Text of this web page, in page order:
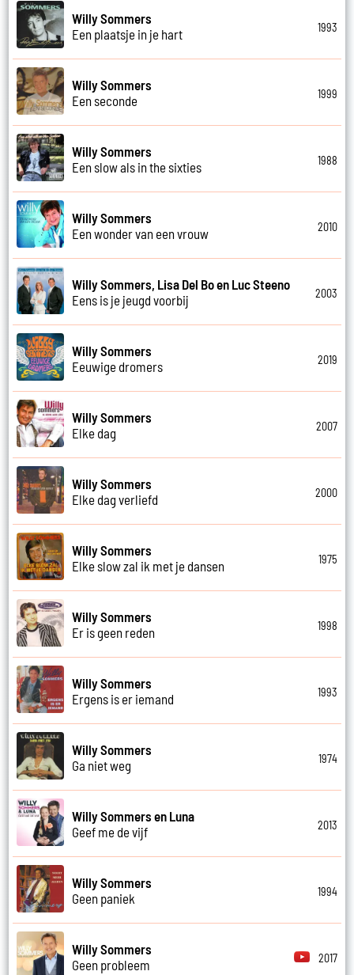
Willy Sommers
Een plaatsje in je hart
1993
Willy Sommers
Een seconde
1999
Willy Sommers
Een slow als in the sixties
1988
Willy Sommers
Een wonder van een vrouw
2010
Willy Sommers, Lisa Del Bo en Luc Steeno
Eens is je jeugd voorbij
2003
Willy Sommers
Eeuwige dromers
2019
Willy Sommers
Elke dag
2007
Willy Sommers
Elke dag verliefd
2000
Willy Sommers
Elke slow zal ik met je dansen
1975
Willy Sommers
Er is geen reden
1998
Willy Sommers
Ergens is er iemand
1993
Willy Sommers
Ga niet weg
1974
Willy Sommers en Luna
Geef me de vijf
2013
Willy Sommers
Geen paniek
1994
Willy Sommers
Geen probleem
2017